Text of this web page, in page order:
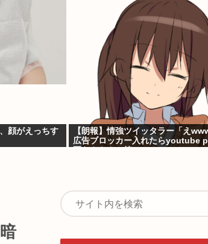
顔がえっちす
【朗報】情強ツイッタラー「え
広告ブロッカー入れたらyoutube